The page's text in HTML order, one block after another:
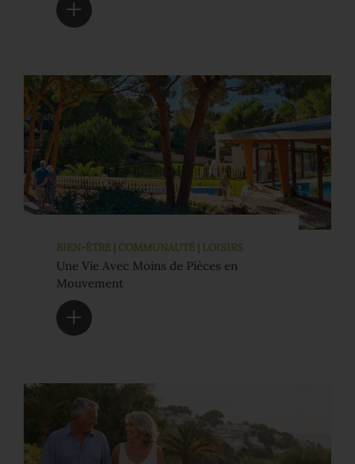
BIEN-ÊTRE | COMMUNAUTÉ | LOISIRS
Une Vie Avec Moins de Pièces en
Mouvement